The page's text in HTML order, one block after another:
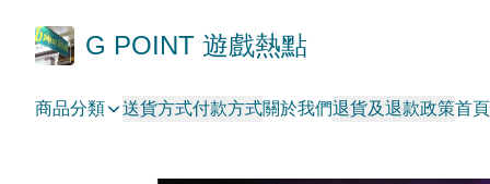
G POINT 遊戲熱點
商品分類 送貨方式付款方式關於我們退貨及退款政策首頁